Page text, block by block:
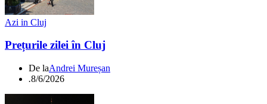
Azi in Cluj
Prețurile zilei în Cluj
De laAndrei Mureșan
.8/6/2026